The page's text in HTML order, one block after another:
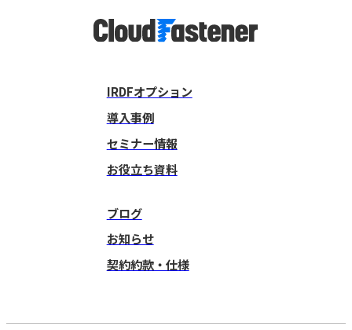
IRDFオプション
導入事例
セミナー情報
お役立ち資料
ブログ
お知らせ
契約約款・仕様